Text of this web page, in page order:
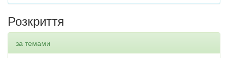
Розкриття
за темами